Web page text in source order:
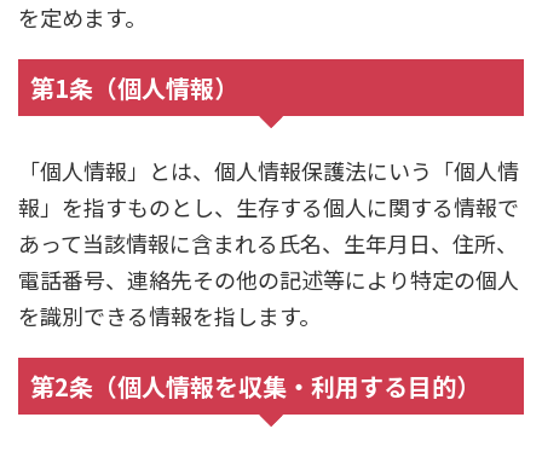
を定めます。
第1条（個人情報）
「個人情報」とは、個人情報保護法にいう「個人情
報」を指すものとし、生存する個人に関する情報で
あって当該情報に含まれる氏名、生年月日、住所、
電話番号、連絡先その他の記述等により特定の個人
を識別できる情報を指します。
第2条（個人情報を収集・利用する目的）